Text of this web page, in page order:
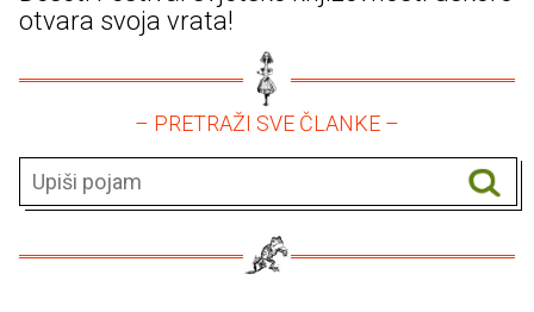
otvara svoja vrata!
– PRETRAŽI SVE ČLANKE –